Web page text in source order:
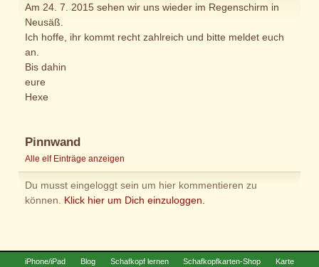
Am 24. 7. 2015 sehen wir uns wieder im Regenschirm in
Neusäß.
Ich hoffe, ihr kommt recht zahlreich und bitte meldet euch
an.
Bis dahin
eure
Hexe
Pinnwand
Alle elf Einträge anzeigen
Du musst eingeloggt sein um hier kommentieren zu
können. Klick hier um Dich einzuloggen.
iPhone/iPad Blog Schafkopf lernen Schafkopfkarten-Shop Karte